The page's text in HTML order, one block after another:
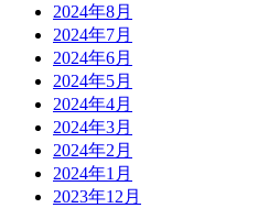
2024年8月
2024年7月
2024年6月
2024年5月
2024年4月
2024年3月
2024年2月
2024年1月
2023年12月